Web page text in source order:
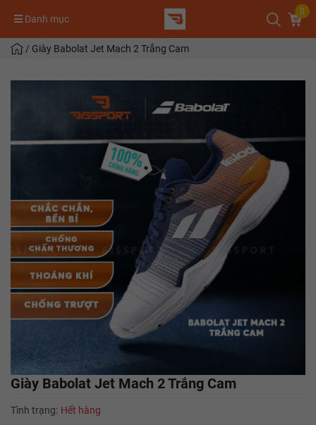
Danh mục
0
/ Giày Babolat Jet Mach 2 Trắng Cam
Giày Babolat Jet Mach 2 Trắng Cam
Tình trạng: Hết hàng